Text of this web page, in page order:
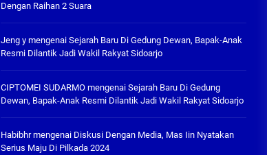
Dengan Raihan 2 Suara
Jeng ymengenai Sejarah Baru Di Gedung Dewan, Bapak-Anak
Resmi Dilantik Jadi Wakil Rakyat Sidoarjo
CIPTOMEI SUDARMOmengenai Sejarah Baru Di Gedung
Dewan, Bapak-Anak Resmi Dilantik Jadi Wakil Rakyat Sidoarjo
Habibhrmengenai Diskusi Dengan Media, Mas Iin Nyatakan
Serius Maju Di Pilkada 2024